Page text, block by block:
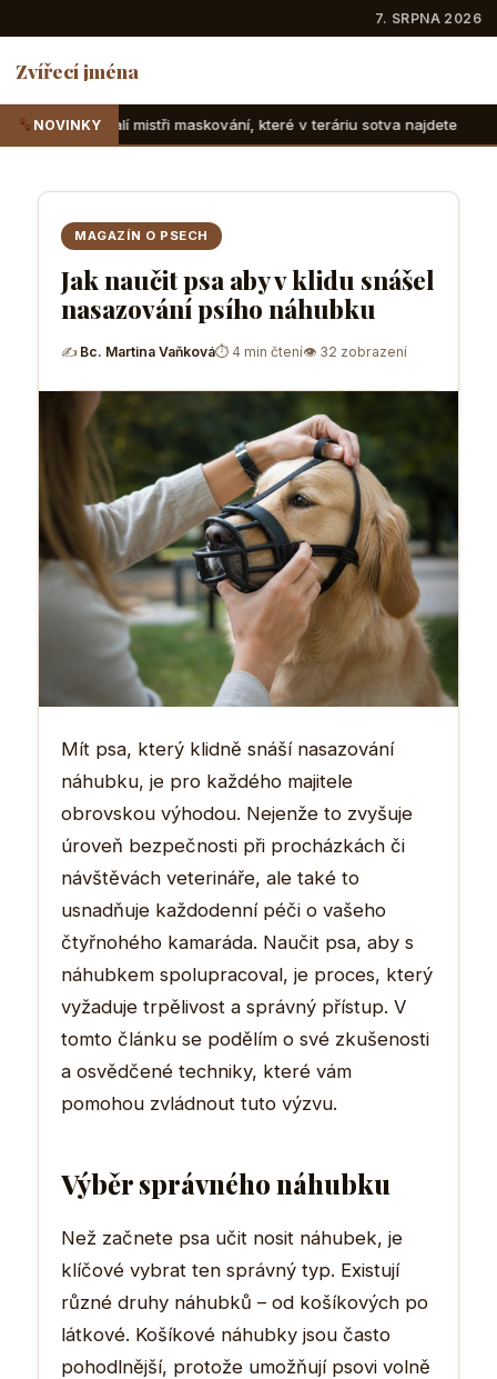
7. SRPNA 2026
Zvířecí jména
NOVINKY
maskování, které v teráriu sotva najdete
MAGAZÍN O PSECH
Jak naučit psa aby v klidu snášel
nasazování psího náhubku
✍ Bc. Martina Vaňková⏱ 4 min čtení👁 32 zobrazení
Mít psa, který klidně snáší nasazování
náhubku, je pro každého majitele
obrovskou výhodou. Nejenže to zvyšuje
úroveň bezpečnosti při procházkách či
návštěvách veterináře, ale také to
usnadňuje každodenní péči o vašeho
čtyřnohého kamaráda. Naučit psa, aby s
náhubkem spolupracoval, je proces, který
vyžaduje trpělivost a správný přístup. V
tomto článku se podělím o své zkušenosti
a osvědčené techniky, které vám
pomohou zvládnout tuto výzvu.
Výběr správného náhubku
Než začnete psa učit nosit náhubek, je
klíčové vybrat ten správný typ. Existují
různé druhy náhubků – od košíkových po
látkové. Košíkové náhubky jsou často
pohodlnější, protože umožňují psovi volně